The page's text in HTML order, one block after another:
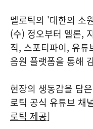
멜로틱의 '대한의 소
(수) 정오부터 멜론,
직, 스포티파이, 유
음원 플랫폼을 통해
현장의 생동감을 담
로틱 공식 유튜브 채
로틱 제공]